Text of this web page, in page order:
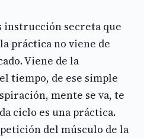
instrucción secreta que
práctica no viene de
Viene de la
tiempo, de ese simple
mente se va, te
ciclo es una práctica.
del músculo de la